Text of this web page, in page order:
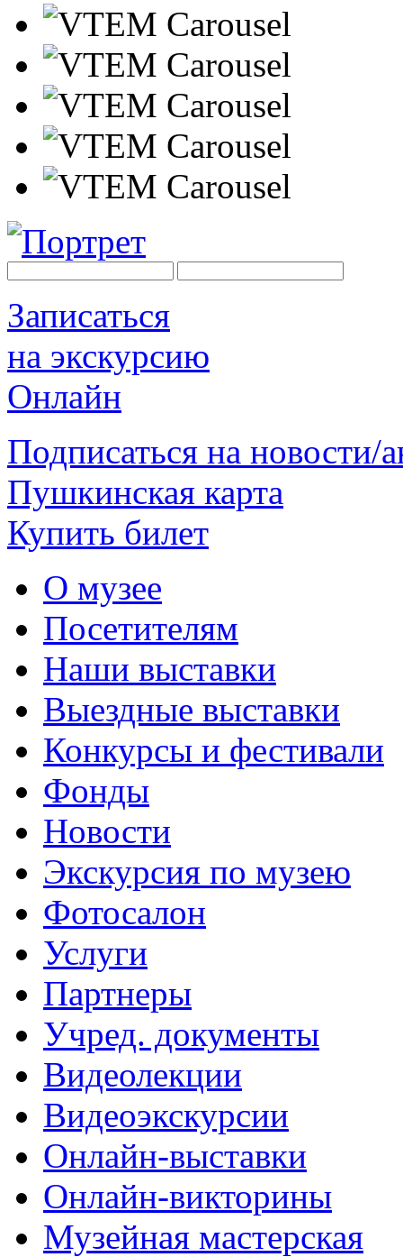
Записаться
на экскурсию
Онлайн
Подписаться на новости/
Пушкинская карта
Купить билет
О музее
Посетителям
Наши выставки
Выездные выставки
Конкурсы и фестивали
Фонды
Новости
Экскурсия по музею
Фотосалон
Услуги
Партнеры
Учред. документы
Видеолекции
Видеоэкскурсии
Онлайн-выставки
Онлайн-викторины
Музейная мастерская